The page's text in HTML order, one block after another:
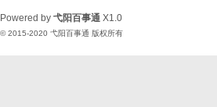
Powered by 弋阳百事通 X1.0
© 2015-2020 弋阳百事通 版权所有